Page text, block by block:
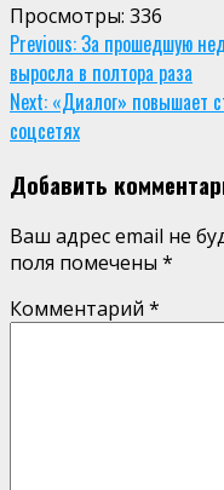
Просмотры: 336
Continue
Reading
Previous:За прошедшую
выросла в полтора раза
Next: «Диалог» повышает
соцсетях
Добавить
Ваш адрес email не
поля помечены *
Комментарий *